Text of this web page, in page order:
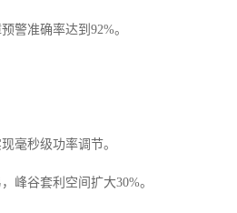
警准确率达到92%。
毫秒级功率调节。
峰谷套利空间扩大30%。